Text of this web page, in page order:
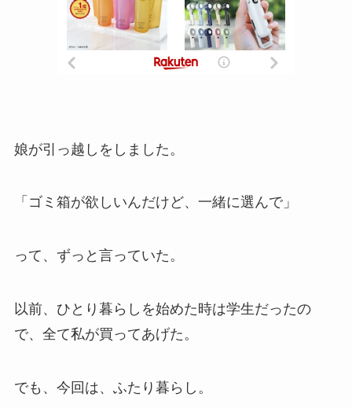
娘が引っ越しをしました。
「ゴミ箱が欲しいんだけど、一緒に選んで」
って、ずっと言っていた。
以前、ひとり暮らしを始めた時は学生だったの
で、全て私が買ってあげた。
でも、今回は、ふたり暮らし。